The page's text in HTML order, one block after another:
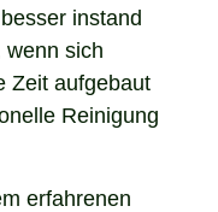
instand
wenn sich
Zeit aufgebaut
Reinigung
erfahrenen